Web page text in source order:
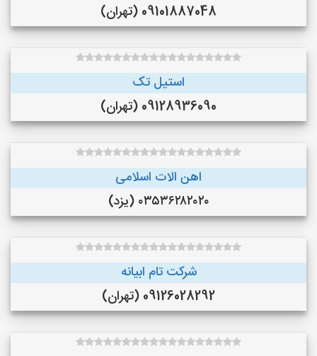
09101887048 (تهران)
استیل تک
09128936090 (تهران)
اهن الات اسلامی
۰۳۵۳۶۲۸۲۰۲۰ (یزد)
شرکت تام ابیانه
09126028292 (تهران)